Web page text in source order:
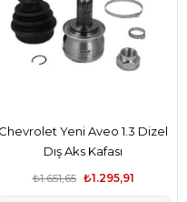
Chevrolet Yeni Aveo 1.3 Dizel
Dış Aks Kafası
₺1.295,91
₺1.651,65